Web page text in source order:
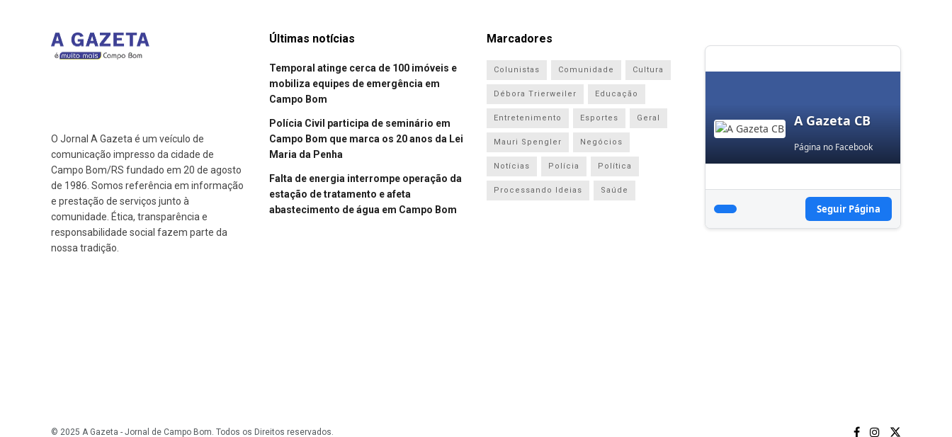
O Jornal A Gazeta é um veículo de
comunicação impresso da cidade de
Campo Bom/RS fundado em 20 de agosto
de 1986. Somos referência em informação
e prestação de serviços junto à
comunidade. Ética, transparência e
responsabilidade social fazem parte da
nossa tradição.
Últimas notícias
Temporal atinge cerca de 100 imóveis e
mobiliza equipes de emergência em
Campo Bom
Polícia Civil participa de seminário em
Campo Bom que marca os 20 anos da Lei
Maria da Penha
Falta de energia interrompe operação da
estação de tratamento e afeta
abastecimento de água em Campo Bom
Marcadores
Colunistas Comunidade Cultura
Débora Trierweiler Educação
Entretenimento Esportes Geral
Mauri Spengler Negócios
Notícias Polícia Política
Processando Ideias Saúde
A Gazeta CB
Página no Facebook
Seguir Página
© 2025 A Gazeta - Jornal de Campo Bom. Todos os Direitos reservados.